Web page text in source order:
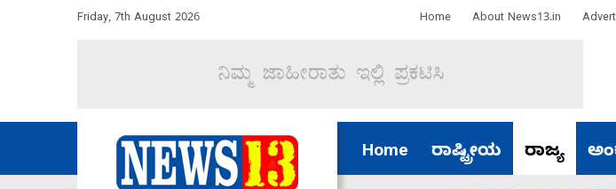
Friday, 7th August 2026 Home About News13.in
Home ರಾಷ್ಟ್ರೀಯ ರಾಜ್ಯ